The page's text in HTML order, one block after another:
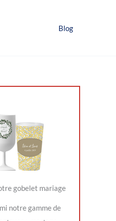
Blog
gobelet mariage
notre gamme de